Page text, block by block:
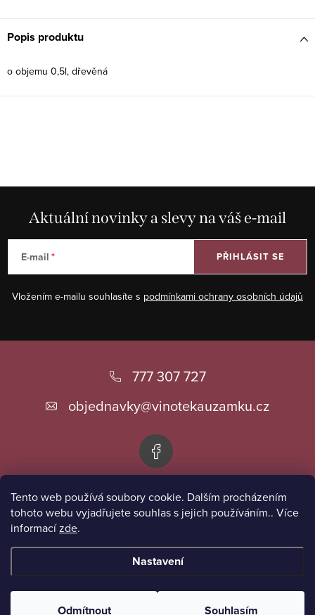
Tento web používá soubory cookie. Dalším procházením
tohoto webu vyjadřujete souhlas s jejich používáním.. Více
informacízde.
Nastavení
Odmítnout Souhlasím
Popis produktu
o objemu 0,5l, dřevěná
Aktuální novinky a slevy na váš e-mail
E-mail
Vložením e-mailu souhlasíte s podmínkami ochrany osobních údajů
PŘIHLÁSIT SE
777 307 727
objednavky@vinotekauzamku.cz
Informace pro vás
Přijímáme online platby
Copyright 2026Vinotéka u zámku. Všechna práva vyhrazena.